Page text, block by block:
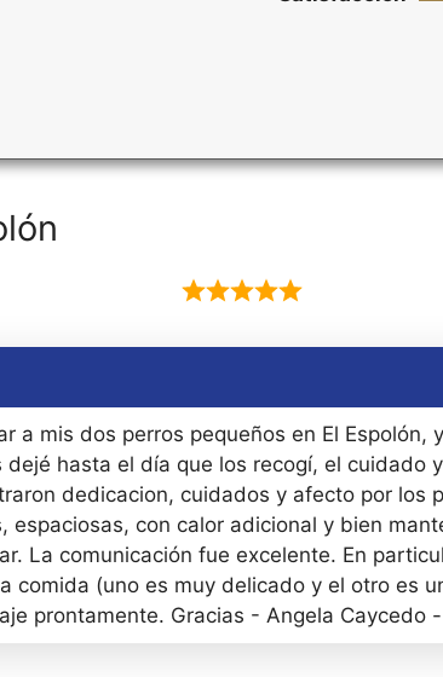
a mis dos perros pequeños en El
hasta el día que los recogí, el cuidado
dedicacion, cuidados y afecto por los
espaciosas, con calor adicional y bien
La comunicación fue excelente. En
comida (uno es muy delicado y el otro es
prontamente. Gracias - Angela Caycedo -